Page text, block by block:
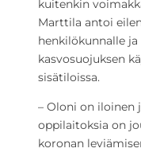
kuitenkin
Marttila antoi
henkilökunnalle
kasvosuojuksen
sisätiloissa.
– Oloni on iloinen
oppilaitoksia on
koronan